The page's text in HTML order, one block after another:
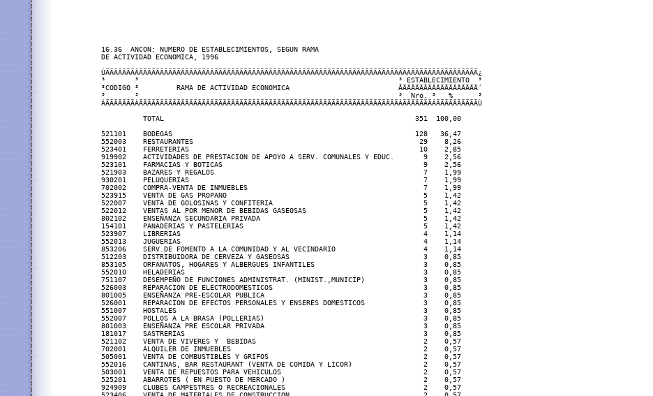
16.36  ANCON: NUMERO DE ESTABLECIMIENTOS, SEGUN RAMA
DE ACTIVIDAD ECONOMICA, 1996
ÚÄÄÄÄÄÄÄÂÄÄÄÄÄÄÄÄÄÄÄÄÄÄÄÄÄÄÄÄÄÄÄÄÄÄÄÄÄÄÄÄÄÄÄÄÄÄÄÄÄÄÄÄÄÄÄÄÄÄÄÄÄÄÄÄÄÄÄÄÄÄÂÄÄÄÄÄÄÄÄÄÄÄÄÄÄÄÄÄÄ¿
³       ³                                                              ³ ESTABLECIMIENTO  ³
³CODIGO ³         RAMA DE ACTIVIDAD ECONOMICA                          ÃÄÄÄÄÄÄÄÂÄÄÄÄÄÄÄÄÄÄ´
³       ³                                                              ³  Nro. ³   %      ³
ÀÄÄÄÄÄÄÄÁÄÄÄÄÄÄÄÄÄÄÄÄÄÄÄÄÄÄÄÄÄÄÄÄÄÄÄÄÄÄÄÄÄÄÄÄÄÄÄÄÄÄÄÄÄÄÄÄÄÄÄÄÄÄÄÄÄÄÄÄÄÄÁÄÄÄÄÄÄÄÁÄÄÄÄÄÄÄÄÄÄÙ
          TOTAL                                                            351  100,00
521101    BODEGAS                                                          128   36,47
552003    RESTAURANTES                                                      29    8,26
523401    FERRETERIAS                                                       10    2,85
919902    ACTIVIDADES DE PRESTACION DE APOYO A SERV. COMUNALES Y EDUC.       9    2,56
523101    FARMACIAS Y BOTICAS                                                9    2,56
521903    BAZARES Y REGALOS                                                  7    1,99
930201    PELUQUERIAS                                                        7    1,99
702002    COMPRA-VENTA DE INMUEBLES                                          7    1,99
523915    VENTA DE GAS PROPANO                                               5    1,42
522007    VENTA DE GOLOSINAS Y CONFITERIA                                    5    1,42
522012    VENTAS AL POR MENOR DE BEBIDAS GASEOSAS                            5    1,42
802102    ENSEÑANZA SECUNDARIA PRIVADA                                       5    1,42
154101    PANADERIAS Y PASTELERIAS                                           5    1,42
523907    LIBRERIAS                                                          4    1,14
552013    JUGUERIAS                                                          4    1,14
853206    SERV.DE FOMENTO A LA COMUNIDAD Y AL VECINDARIO                     4    1,14
512203    DISTRIBUIDORA DE CERVEZA Y GASEOSAS                                3    0,85
853105    ORFANATOS, HOGARES Y ALBERGUES INFANTILES                          3    0,85
552010    HELADERIAS                                                         3    0,85
751107    DESEMPEÑO DE FUNCIONES ADMINISTRAT. (MINIST.,MUNICIP)              3    0,85
526003    REPARACION DE ELECTRODOMESTICOS                                    3    0,85
801005    ENSEÑANZA PRE-ESCOLAR PUBLICA                                      3    0,85
526001    REPARACION DE EFECTOS PERSONALES Y ENSERES DOMESTICOS              3    0,85
551007    HOSTALES                                                           3    0,85
552007    POLLOS A LA BRASA (POLLERIAS)                                      3    0,85
801003    ENSEÑANZA PRE ESCOLAR PRIVADA                                      3    0,85
181017    SASTRERIAS                                                         3    0,85
521102    VENTA DE VIVERES Y  BEBIDAS                                        2    0,57
702001    ALQUILER DE INMUEBLES                                              2    0,57
505001    VENTA DE COMBUSTIBLES Y GRIFOS                                     2    0,57
552016    CANTINAS, BAR RESTAURANT (VENTA DE COMIDA Y LICOR)                 2    0,57
503001    VENTA DE REPUESTOS PARA VEHICULOS                                  2    0,57
525201    ABARROTES ( EN PUESTO DE MERCADO )                                 2    0,57
924909    CLUBES CAMPESTRES O RECREACIONALES                                 2    0,57